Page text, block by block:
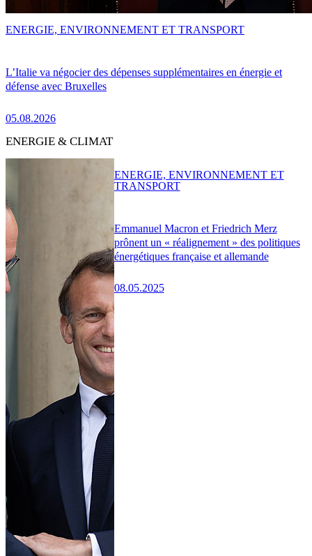
L’Italie va négocier des dépenses supplémentaires en énergie et
défense avec Bruxelles
05.08.2026
ENERGIE, ENVIRONNEMENT ET TRANSPORT
ENERGIE & CLIMAT
Emmanuel Macron et Friedrich Merz
prônent un « réalignement » des politiques
énergétiques française et allemande
08.05.2025
ENERGIE, ENVIRONNEMENT ET
TRANSPORT